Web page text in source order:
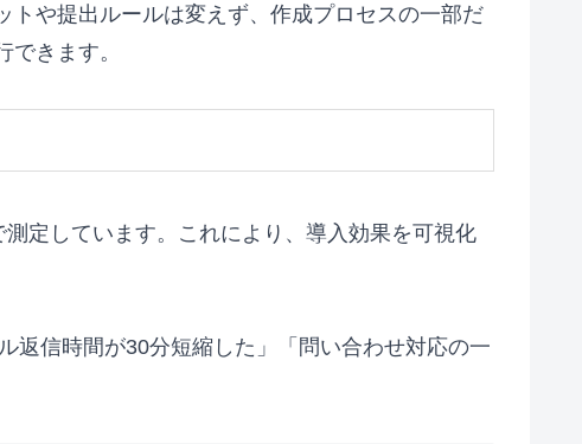
や提出ルールは変えず、作成プロセスの一部だ
きます。
定しています。これにより、導入効果を可視化
返信時間が30分短縮した」「問い合わせ対応の一